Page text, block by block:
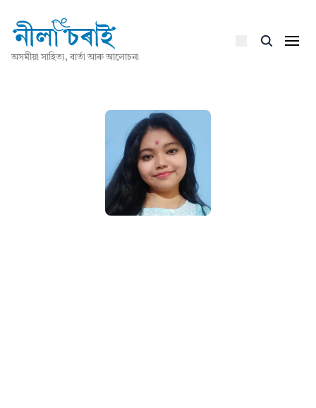
অসমীয়া সাহিত্য, বাৰ্তা আৰু আলোচনা